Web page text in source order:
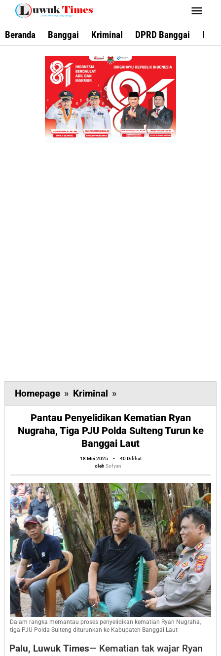
Lewati
konten
Beranda Banggai Kriminal DPRD Banggai
Homepage » Kriminal »
Penyelidikan
Kematian
Ryan
Nugraha,
Tiga
PJU
Polda
Sulteng
Turun
ke
Banggai
Laut
Pantau Penyelidikan Kematian Ryan
Nugraha, Tiga PJU Polda Sulteng Turun ke
Banggai Laut
18 Mei 2025
oleh
Sofyan
-
40 Dilihat
oleh Sofyan
Dalam rangka memantau proses penyelidikan kematian Ryan Nugraha,
tiga PJU Polda Sulteng diturunkan ke Kabupaten Banggai Laut
Palu, Luwuk Times— Kematian tak wajar Ryan